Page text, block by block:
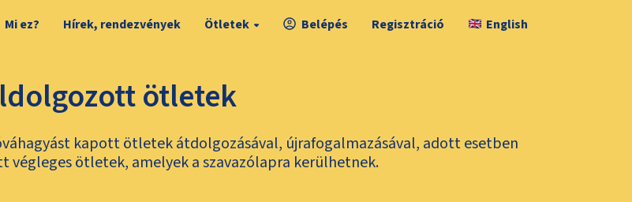
Mi ez? Hírek, rendezvények Ötletek Belépés Regisztráció English
ötletek
kapott ötletek átdolgozásával, újrafogalmazásával, adott esetben
végleges ötletek, amelyek a szavazólapra kerülhetnek.